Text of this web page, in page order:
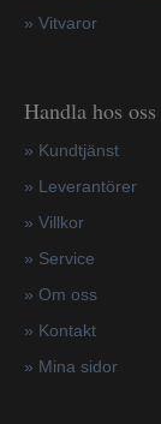
» Vitvaror
Handla hos oss
» Kundtjänst
» Leverantörer
» Villkor
» Service
» Om oss
» Kontakt
» Mina sidor